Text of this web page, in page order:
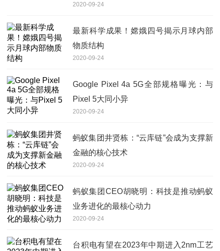
2020-09-24
最新科学成果！嫦娥四号揭示月球内部
物质结构
2020-09-24
Google Pixel 4a 5G全部规格曝光：与
Pixel 5大同小异
2020-09-24
蚂蚁集团井贤栋：“云库链”会成为支撑新
金融的核心技术
2020-09-24
蚂蚁集团CEO胡晓明：科技是推动蚂蚁
业务进化的最核心动力
2020-09-24
台积电有望在2023年中期进入2nm工艺